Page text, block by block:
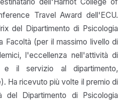
Travel Award dell'ECU.
del Dipartimento di Psicologia
Facoltà (per il massimo livello di
l'eccellenza nell'attività di
e il servizio al dipartimento,
Ha ricevuto più volte il premio di
del Dipartimento di Psicologia